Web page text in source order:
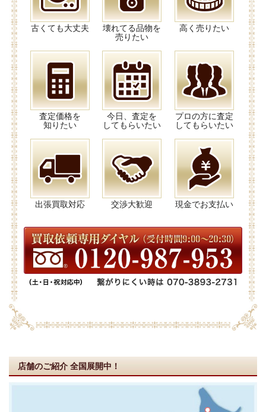
古くても大丈夫
壊れてる品物を
売りたい
高く売りたい
査定価格を
知りたい
今日、査定を
してもらいたい
プロの方に査定
してもらいたい
出張買取対応 交渉大歓迎 現金でお支払い
店舗のご紹介 全国展開中！